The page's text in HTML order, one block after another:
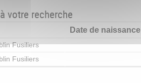
votre recherche
Date de naissance
Fusiliers
Fusiliers